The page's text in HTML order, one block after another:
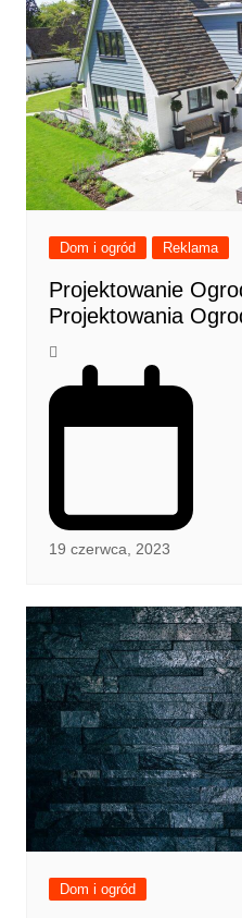
Dom i ogród Reklama
Projektowanie
Projektowania
19 czerwca, 2023
Dom i ogród